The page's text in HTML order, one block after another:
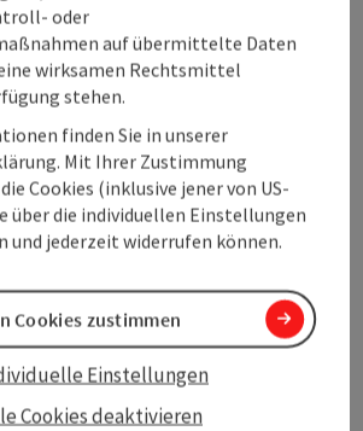
Person
1 Person
- 30.12.2027)
bis
30.12.2027
oder
auf übermittelte Daten
wirksamen Rechtsmittel
stehen.
finden Sie in unserer
Mit Ihrer Zustimmung
Cookies (inklusive jener von US-
über die individuellen Einstellungen
und jederzeit widerrufen können.
Cookies deaktivieren
Einstellungen
Cookies zustimmen